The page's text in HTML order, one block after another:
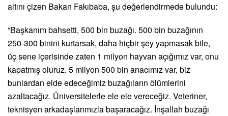
altını çizen Bakan Fakıbaba, şu değerlendirmede bulundu:
“Başkanım bahsetti, 500 bin buzağı. 500 bin buzağının
250-300 binini kurtarsak, daha hiçbir şey yapmasak bile,
üç sene içerisinde zaten 1 milyon hayvan açığımız var, onu
kapatmış oluruz. 5 milyon 500 bin anacımız var, biz
bunlardan elde edeceğimiz buzağıların ölümlerini
azaltacağız. Üniversitelerle ele ele vereceğiz. Veteriner,
teknisyen arkadaşlarımızla başaracağız. İnşallah buzağı